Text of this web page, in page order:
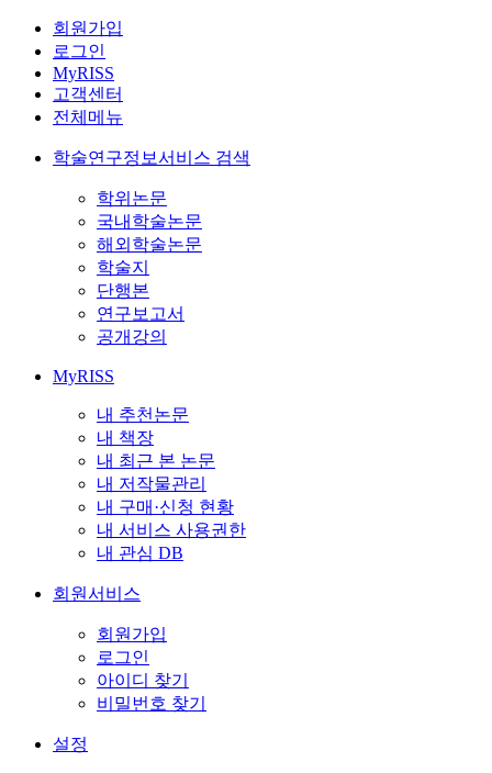
회원가입
로그인
MyRISS
고객센터
전체메뉴
학술연구정보서비스 검색
학위논문
국내학술논문
해외학술논문
학술지
단행본
연구보고서
공개강의
MyRISS
내 추천논문
내 책장
내 최근 본 논문
내 저작물관리
내 구매·신청 현황
내 서비스 사용권한
내 관심 DB
회원서비스
회원가입
로그인
아이디 찾기
비밀번호 찾기
설정